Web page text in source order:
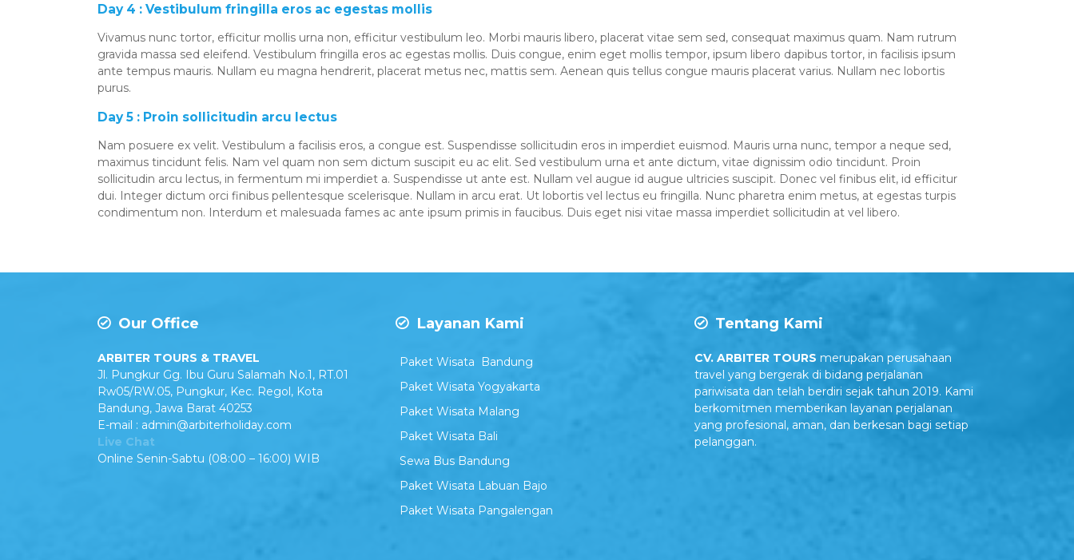
Day 4 : Vestibulum fringilla eros ac egestas mollis
Vivamus nunc tortor, efficitur mollis urna non, efficitur vestibulum leo. Morbi mauris libero, placerat vitae sem sed, consequat maximus quam. Nam rutrum
gravida massa sed eleifend. Vestibulum fringilla eros ac egestas mollis. Duis congue, enim eget mollis tempor, ipsum libero dapibus tortor, in facilisis ipsum
ante tempus mauris. Nullam eu magna hendrerit, placerat metus nec, mattis sem. Aenean quis tellus congue mauris placerat varius. Nullam nec lobortis
purus.
Day 5 : Proin sollicitudin arcu lectus
Nam posuere ex velit. Vestibulum a facilisis eros, a congue est. Suspendisse sollicitudin eros in imperdiet euismod. Mauris urna nunc, tempor a neque sed,
maximus tincidunt felis. Nam vel quam non sem dictum suscipit eu ac elit. Sed vestibulum urna et ante dictum, vitae dignissim odio tincidunt. Proin
sollicitudin arcu lectus, in fermentum mi imperdiet a. Suspendisse ut ante est. Nullam vel augue id augue ultricies suscipit. Donec vel finibus elit, id efficitur
dui. Integer dictum orci finibus pellentesque scelerisque. Nullam in arcu erat. Ut lobortis vel lectus eu fringilla. Nunc pharetra enim metus, at egestas turpis
condimentum non. Interdum et malesuada fames ac ante ipsum primis in faucibus. Duis eget nisi vitae massa imperdiet sollicitudin at vel libero.
Our Office
ARBITER TOURS & TRAVEL
Jl. Pungkur Gg. Ibu Guru Salamah No.1, RT.01
Rw05/RW.05, Pungkur, Kec. Regol, Kota
Bandung, Jawa Barat 40253
E-mail : admin@arbiterholiday.com
Live Chat
Online Senin-Sabtu (08:00 – 16:00) WIB
Layanan Kami
Paket Wisata Bandung
Paket Wisata Yogyakarta
Paket Wisata Malang
Paket Wisata Bali
Sewa Bus Bandung
Paket Wisata Labuan Bajo
Paket Wisata Pangalengan
Tentang Kami
CV. ARBITER TOURS merupakan perusahaan
travel yang bergerak di bidang perjalanan
pariwisata dan telah berdiri sejak tahun 2019. Kami
berkomitmen memberikan layanan perjalanan
yang profesional, aman, dan berkesan bagi setiap
pelanggan.